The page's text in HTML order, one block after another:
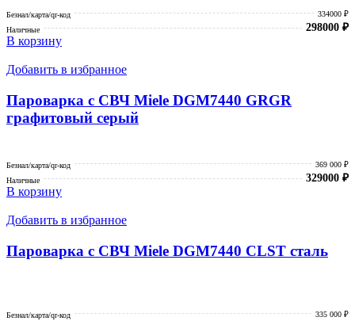
Безнал/карта/qr-код
334000 ₽
Наличные
298000 ₽
В корзину
Добавить в избранное
Пароварка с СВЧ Miele DGM7440 GRGR
графитовый серый
Безнал/карта/qr-код
369 000 ₽
Наличные
329000 ₽
В корзину
Добавить в избранное
Пароварка с СВЧ Miele DGM7440 CLST сталь
Безнал/карта/qr-код
335 000 ₽